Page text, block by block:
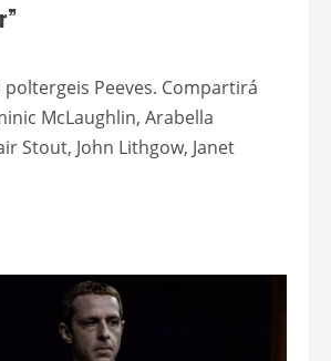
Peeves. Compartirá
McLaughlin, Arabella
Stout, John Lithgow, Janet